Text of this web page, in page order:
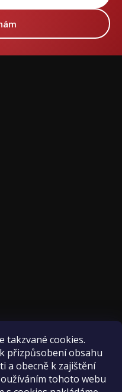
takzvané cookies.
přizpůsobení obsahu
a obecně k zajištění
tohoto webu